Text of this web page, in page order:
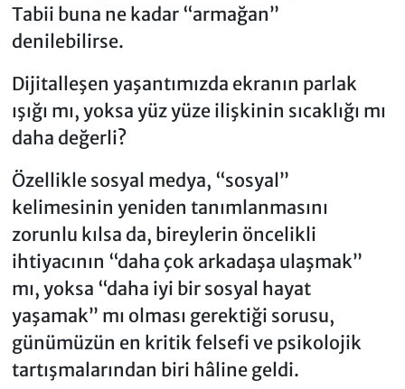
Tabii buna ne kadar “armağan”
denilebilirse.
Dijitalleşen yaşantımızda ekranın parlak
ışığı mı, yoksa yüz yüze ilişkinin sıcaklığı mı
daha değerli?
Özellikle sosyal medya, “sosyal”
kelimesinin yeniden tanımlanmasını
zorunlu kılsa da, bireylerin öncelikli
ihtiyacının “daha çok arkadaşa ulaşmak”
mı, yoksa “daha iyi bir sosyal hayat
yaşamak” mı olması gerektiği sorusu,
günümüzün en kritik felsefi ve psikolojik
tartışmalarından biri hâline geldi.